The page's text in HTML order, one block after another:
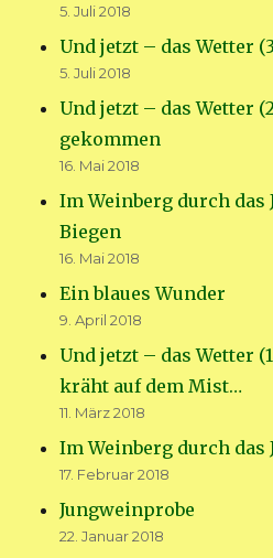
5. Juli 2018
Und jetzt – das Wetter
5. Juli 2018
Und jetzt – das Wetter
gekommen
16. Mai 2018
Im Weinberg durch das
Biegen
16. Mai 2018
Ein blaues Wunder
9. April 2018
Und jetzt – das Wetter
kräht auf dem Mist…
11. März 2018
Im Weinberg durch das
17. Februar 2018
Jungweinprobe
22. Januar 2018